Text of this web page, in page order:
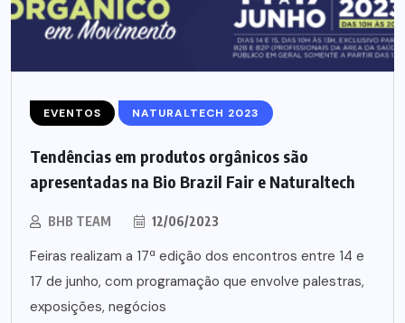
EVENTOS NATURALTECH 2023
Tendências em produtos orgânicos são
apresentadas na Bio Brazil Fair e Naturaltech
BHB TEAM 12/06/2023
Feiras realizam a 17ª edição dos encontros entre 14 e
17 de junho, com programação que envolve palestras,
exposições, negócios